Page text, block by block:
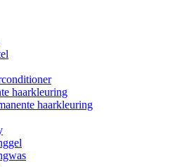
haarkleuring
haarkleuring